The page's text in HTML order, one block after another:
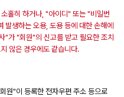
홀히 하거나, "아이디" 또는 "비밀번
생하는 오용, 도용 등에 대한 손해에
"가 "회원"의 신고를 받고 필요한 조치
않은 경우에도 같습니다.
원"이 등록한 전자우편 주소 등으로